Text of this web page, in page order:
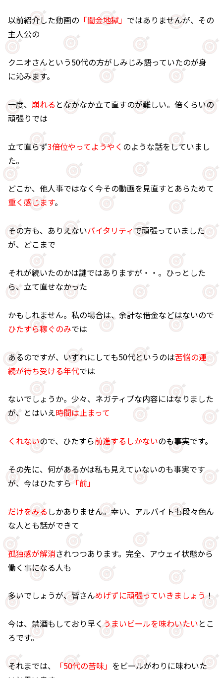
以前紹介した動画の 「闇金地獄」 ではありませんが、その
主人公の
クニオさんという50代の方がしみじみ語っていたのが身
に沁みます。
一度、 崩れる となかなか立て直すのが難しい。倍くらいの
頑張りでは
立て直らず3倍位やってようやく のような話をしていまし
た。
どこか、他人事ではなく今その動画を見直すとあらためて
重く感じます。
その方も、ありえないバイタリティで頑張っていました
が、どこまで
それが続いたのかは謎ではありますが・・。ひっとした
ら、立て直せなかった
かもしれません。私の場合は、余計な借金などはないので
ひたすら稼ぐのみでは
あるのですが、いずれにしても50代というのは苦悩の連
続が待ち受ける年代では
ないでしょうか。少々、ネガティブな内容にはなりました
が、とはいえ時間は止まって
くれないので、ひたすら前進するしかないのも事実です。
その先に、何があるかは私も見えていないのも事実です
が、今はひたすら「前」
だけをみる しかありません。幸い、アルバイトも段々色ん
な人とも話ができて
孤独感が解消されつつあります。完全、アウェイ状態から
働く事になる人も
多いでしょうが、皆さんめげずに頑張っていきましょう ！
今は、禁酒もしており早く うまいビールを味わいたいとこ
ろです。
それまでは、 「50代の苦味」 をビールがわりに味わいた